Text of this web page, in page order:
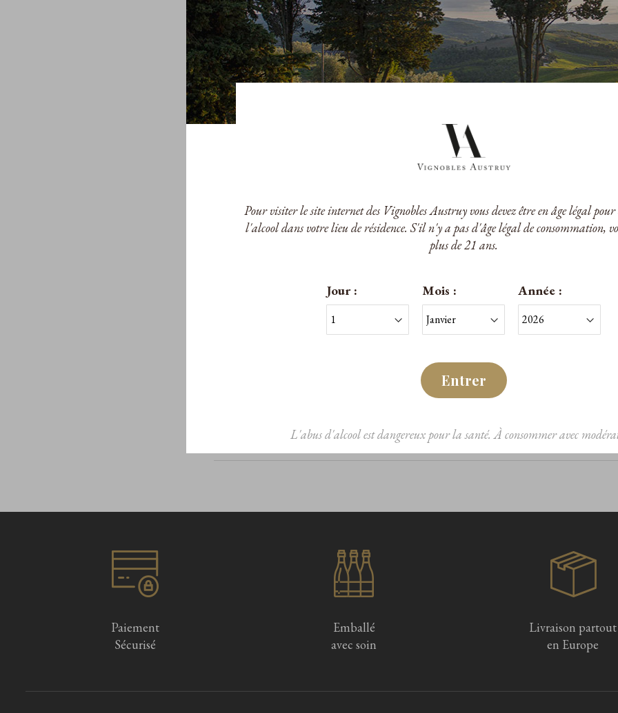
Pour visiter le site internet des Vignobles Austruy vous devez être en âge légal
l'alcool dans votre lieu de résidence. S'il n'y a pas d'âge légal de consommation,
plus de 21 ans.
Jour : Mois : Année :
Entrer
L'abus d'alcool est dangereux pour la santé. À consommer avec
Château Peyrassol
/Magnum
Paiement
Sécurisé
Emballé
avec soin
Livraison partout
en Europe